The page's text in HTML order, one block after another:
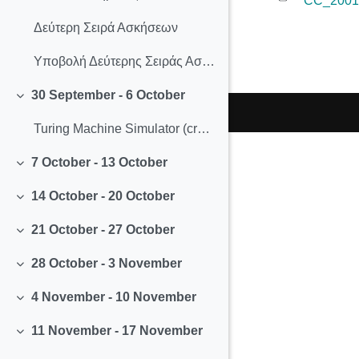
Δεύτερη Σειρά Ασκήσεων
Υποβολή Δεύτερης Σειράς Ασκήσεων
Collapse
30 September - 6 October
Turing Machine Simulator (created by Anthony Morphett)
Collapse
7 October - 13 October
Collapse
14 October - 20 October
Collapse
21 October - 27 October
Collapse
28 October - 3 November
Collapse
4 November - 10 November
Collapse
11 November - 17 November